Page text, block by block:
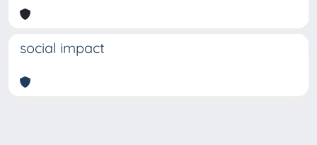
social impact